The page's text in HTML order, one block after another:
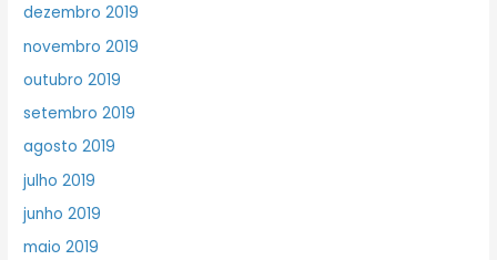
dezembro 2019
novembro 2019
outubro 2019
setembro 2019
agosto 2019
julho 2019
junho 2019
maio 2019